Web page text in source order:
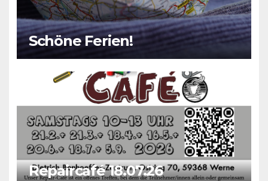
Schöne Ferien!
Repaircafé 18.07.26